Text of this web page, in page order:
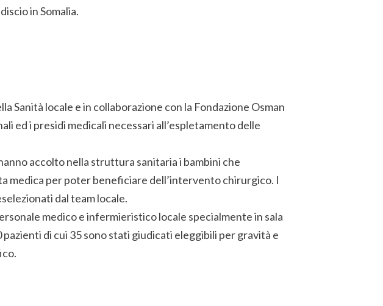
in Somalia.
Sanità locale e in collaborazione con la Fondazione Osman
ed i presidi medicali necessari all’espletamento delle
accolto nella struttura sanitaria i bambini che
medica per poter beneficiare dell’intervento chirurgico. I
dal team locale.
medico e infermieristico locale specialmente in sala
di cui 35 sono stati giudicati eleggibili per gravità e